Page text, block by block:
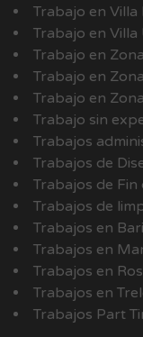
Trabajo en
Trabajo en Villa
Trabajo en
Trabajo en
Trabajo en
Trabajo sin
Trabajos
Trabajos de
Trabajos de Fin
Trabajos de
Trabajos en
Trabajos en
Trabajos en
Trabajos en
Trabajos Part